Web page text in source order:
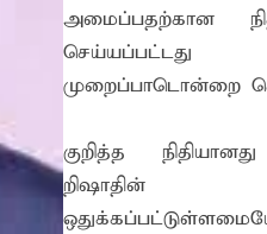
கிரிக்கெட்
விசேட
கல்முனை நீதிவான்
வடகிழக்கு மக்கள்
வறட்சி, வெள்ளம் மற்றும்
அமைப்பதற்கான
செய்யப்பட்டது
முறைப்பாடொன்றை
குறித்த
றிஷாதின்